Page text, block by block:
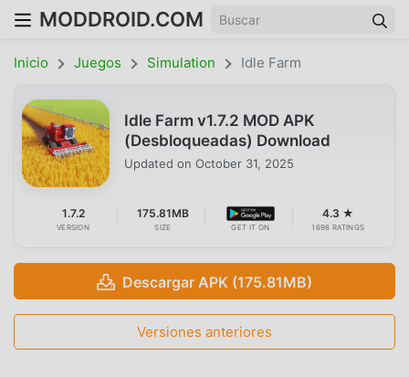
MODDROID.COM
Inicio Juegos Simulation Idle Farm
Idle Farm v1.7.2 MOD APK
(Desbloqueadas) Download
Updated on October 31, 2025
1.7.2
VERSION
175.81MB
SIZE GET IT ON
4.3 ★
1698 RATINGS
Descargar APK (175.81MB)
Versiones anteriores